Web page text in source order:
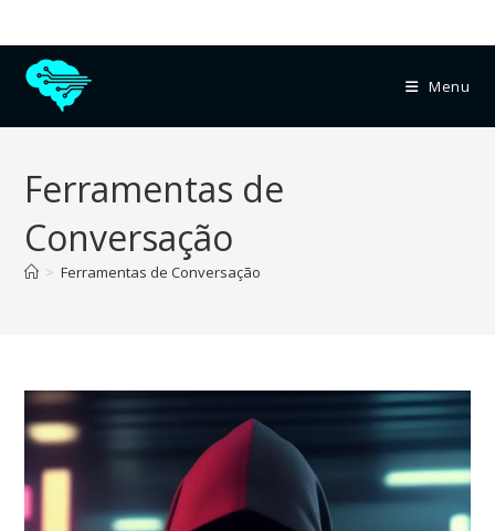
Menu
Ferramentas de
Conversação
> Ferramentas de Conversação